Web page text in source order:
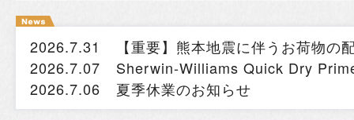
2026.7.31
【重要】熊本地震に伴うお荷物の
2026.7.07
Sherwin-Williams Quick Dry
2026.7.06
夏季休業のお知らせ